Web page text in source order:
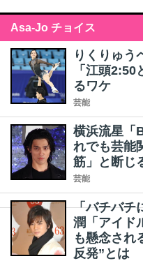
Asa-Jo チョイス
りくりゅう
「江頭
るワケ
芸能
横浜流星「
れでも芸能
筋」と断じ
芸能
「バチバチ
潤「アイド
も懸念され
反発”とは